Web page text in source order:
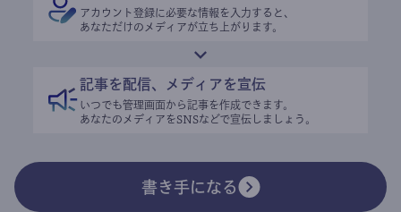
アカウント登録に必要な情報を入力すると、
あなただけのメディアが立ち上がります。
記事を配信、メディアを宣伝
いつでも管理画面から記事を作成できます。
あなたのメディアをSNSなどで宣伝しましょう。
書き手になる